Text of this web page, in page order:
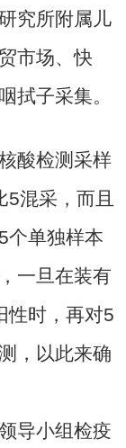
究所附属儿
市场、快
拭子采集。
酸检测采样
5混采，而且
个单独样本
一旦在装有
性时，再对5
，以此来确
导小组检疫